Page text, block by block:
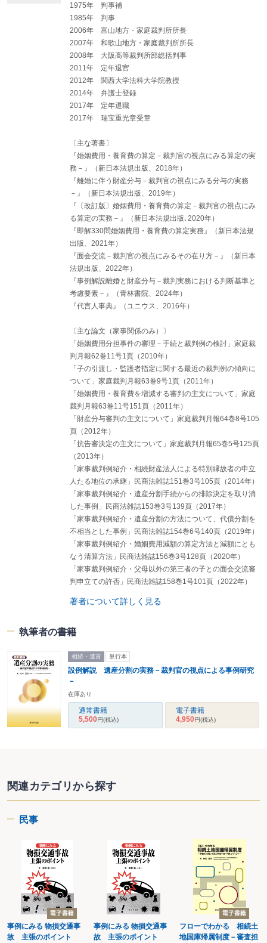
ア 面会交流を原則的に否定する見解
イ 面会交流の有用性を肯定する見解
(2) 我が国における面会交流実施に関する諸説
ア 面会交流が子に利益がある場合にのみ肯定する立場
イ 禁止事由がないかぎり面会交流を認めるという立場
４ 我が国の面会交流の現状
(1) 面会交流に対する意識等
５ 面会交流によって目指すもの
(1) 愛されているという実感の提供
(2) 子の自我形成に役立たせること
(3) より良い監護の環境の提供
(1) 子の側から考えること
(2) 父母の協力の必要
第２章 面会交流を求める手続
１ 面会交流の申立て
ウ 親権喪失宣告を受けた親
▶親権を喪失した親は面会交流できないか
エ 嫡出でない子の父親
▶嫡出でない子の父親は面会交流を求める権利はないか
オ 養子縁組をした子の実親
▶子が他の養子となった場合、非監護親であった実親は面会交流できなくなる
後、面会交流を求めることができるか
キ 子から求める面会交流
イ 祖父母等の第三者
▶子を非監護親の父母（子の祖父母）が監護養育しているとき、非監護親は、
子を引き取る態勢にないが、子に会いたいという場合、祖父母を相手に面会交
流を申し立てることができるか
(1) 面会交流調停の在り方・調停の実際
▶調停は面会交流を原則実施するとの方針で進められるとの批判を裁判所はど
のように受け止めているか
イ 調停における姿勢
ウ 調停手続の概観
エ 一般的な進行のステップ
(2) 期日における進行
イ 当事者の面会交流に対する理解促進
ウ 子の意思・意向・心情の把握
▶監護親が子の拒否を理由に試行的面会交流に応じないという場合、その実施
▶監護親が子に非監護親を親と認識させていない場合に、試行的面会交流を子
(3) 家庭裁判所調査官の関与
イ 家庭裁判所調査官の期日立会い
ウ 調査における注意事項
▶調査官による調査が行われる場合に当事者が注意すべき事項があるか
エ 面会交流事件における調査
(4) 調停進行手続の問題
ア 当事者の不出頭
▶相手方が調停期日に出頭せず、何の応答もしないとき、調停はどのように進
応じられないという場合、調停はどのように進められるか
３ 子の面会交流手続への参加
１ 面会交流の必要性の有無
(1) 面会交流の必要性
▶一般的には面会交流の必要性があるとしても、監護親が必要と認めない場合
は、その意見を尊重すべきではないか
▶死別した場合と比較すれば、面会交流の必要性は必ずしもあると言えないの
ではないか
ア 必要性の考慮
イ 子の視点で考える必要
ウ 元夫婦の関係と親子の関係の区別の必要
1975年 判事補
1985年 判事
2006年 富山地方・家庭裁判所所長
2007年 和歌山地方・家庭裁判所所長
2008年 大阪高等裁判所部総括判事
2011年 定年退官
2012年 関西大学法科大学院教授
2014年 弁護士登録
2017年 定年退職
2017年 瑞宝重光章受章
〔主な著書〕
『婚姻費用・養育費の算定－裁判官の視点にみる算定の実
務－』（新日本法規出版、2018年）
『離婚に伴う財産分与－裁判官の視点にみる分与の実務
－』（新日本法規出版、2019年）
『〔改訂版〕婚姻費用・養育費の算定－裁判官の視点にみ
る算定の実務－』（新日本法規出版､2020年）
『即解330問婚姻費用・養育費の算定実務』（新日本法規
出版、2021年）
『面会交流－裁判官の視点にみるその在り方－』（新日本
法規出版、2022年）
『事例解説離婚と財産分与－裁判実務における判断基準と
考慮要素－』（青林書院、2024年）
『代言人事典』（ユニウス、2016年）
〔主な論文（家事関係のみ）〕
「婚姻費用分担事件の審理－手続と裁判例の検討」家庭裁
判月報62巻11号1頁（2010年）
「子の引渡し・監護者指定に関する最近の裁判例の傾向に
ついて」家庭裁判月報63巻9号1頁（2011年）
「婚姻費用・養育費を増減する審判の主文について」家庭
裁判月報63巻11号151頁（2011年）
「財産分与審判の主文について」家庭裁判月報64巻8号105
頁（2012年）
「抗告審決定の主文について」家庭裁判月報65巻5号125頁
（2013年）
「家事裁判例紹介・相続財産法人による特別縁故者の申立
人たる地位の承継」民商法雑誌151巻3号105頁（2014年）
「家事裁判例紹介・遺産分割手続からの排除決定を取り消
した事例」民商法雑誌153巻3号139頁（2017年）
「家事裁判例紹介・遺産分割の方法について、代償分割を
不相当とした事例」民商法雑誌154巻6号140頁（2019年）
「家事裁判例紹介・婚姻費用減額の算定方法と減額にとも
なう清算方法」民商法雑誌156巻3号128頁（2020年）
「家事裁判例紹介・父母以外の第三者の子との面会交流審
判申立ての許否」民商法雑誌158巻1号101頁（2022年）
著者について詳しく見る
執筆者の書籍
相続・遺言 単行本
設例解説 遺産分割の実務－裁判官の視点による事例研究
－
在庫あり
通常書籍
5,500円(税込)
電子書籍
4,950円(税込)
関連カテゴリから探す
民事
事例にみる 物損交通事
故 主張のポイント
事例にみる 物損交通事
故 主張のポイント
フローでわかる 相続土
地国庫帰属制度－審査担